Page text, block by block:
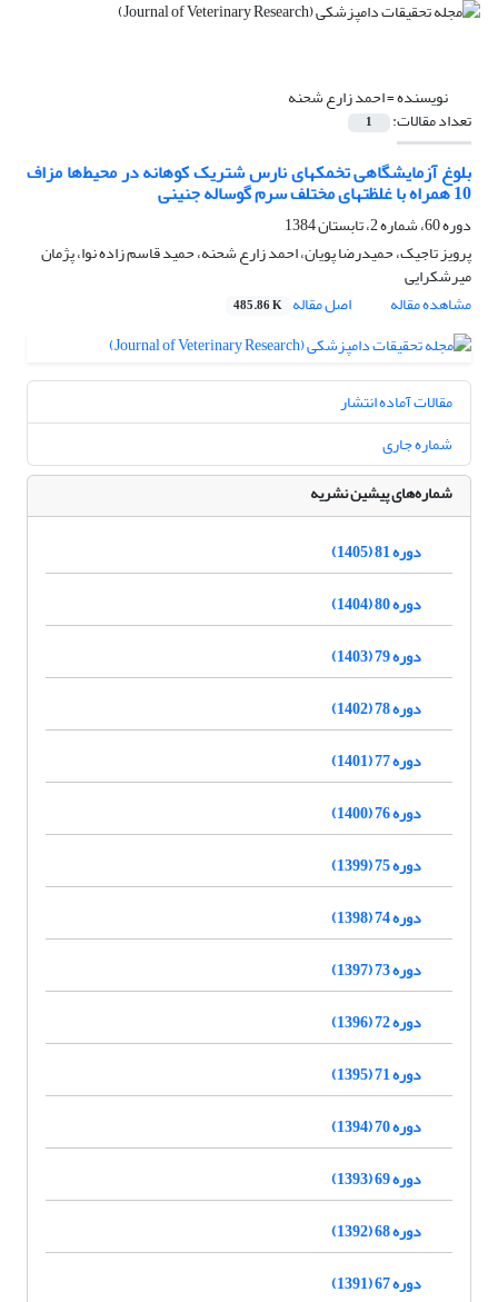
نویسنده =احمد زارع شحنه
تعداد مقالات: 1
بلوغ آزمایشگاهی تخمکهای نارس شتریک کوهانه در محیط‌ها مزاف
10 همراه با غلظتهای مختلف سرم گوساله جنینی
دوره 60، شماره 2، تابستان 1384
پرویز تاجیک، حمیدرضا پویان، احمد زارع شحنه، حمید قاسم زاده نوا، پژمان
میرشکرایی
مشاهده مقاله
اصل مقاله 485.86 K
مقالات آماده انتشار
شماره جاری
شماره‌های پیشین نشریه
دوره 81 (1405)
دوره 80 (1404)
دوره 79 (1403)
دوره 78 (1402)
دوره 77 (1401)
دوره 76 (1400)
دوره 75 (1399)
دوره 74 (1398)
دوره 73 (1397)
دوره 72 (1396)
دوره 71 (1395)
دوره 70 (1394)
دوره 69 (1393)
دوره 68 (1392)
دوره 67 (1391)